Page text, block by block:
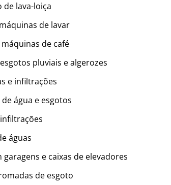
lava-loiça
de lavar
de café
pluviais e algerozes
e infiltrações
água e esgotos
águas
e caixas de elevadores
de esgoto